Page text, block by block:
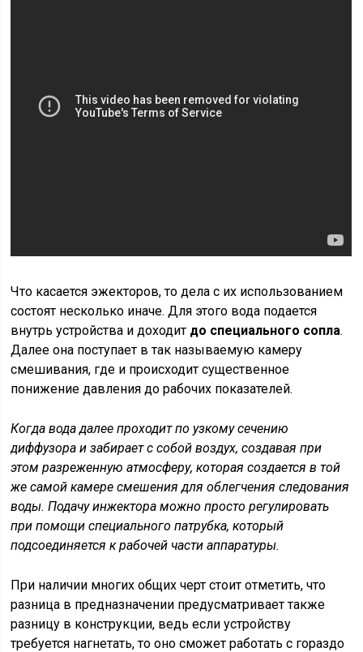
Что касается эжекторов, то дела с их использованием
состоят несколько иначе. Для этого вода подается
внутрь устройства и доходит до специального сопла.
Далее она поступает в так называемую камеру
смешивания, где и происходит существенное
понижение давления до рабочих показателей.
Когда вода далее проходит по узкому сечению
диффузора и забирает с собой воздух, создавая при
этом разреженную атмосферу, которая создается в той
же самой камере смешения для облегчения следования
воды. Подачу инжектора можно просто регулировать
при помощи специального патрубка, который
подсоединяется к рабочей части аппаратуры.
При наличии многих общих черт стоит отметить, что
разница в предназначении предусматривает также
разницу в конструкции, ведь если устройству
требуется нагнетать, то оно сможет работать с гораздо